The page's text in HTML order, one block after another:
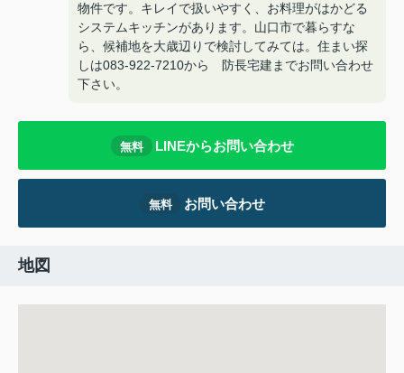
物件です。キレイで扱いやすく、お料理がはかどる
システムキッチンがあります。山口市で暮らすな
ら、候補地を大歳辺りで検討してみては。住まい探
しは083-922-7210から 防長宅建までお問い合わせ
下さい。
無料 LINEからお問い合わせ
無料 お問い合わせ
地図